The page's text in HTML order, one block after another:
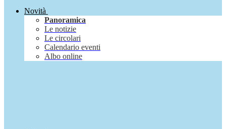
Novità
Panoramica
Le notizie
Le circolari
Calendario eventi
Albo online